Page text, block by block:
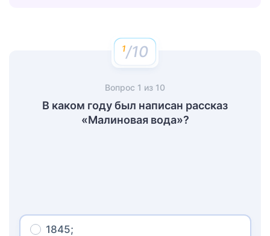
/10
Вопрос 1 из 10
В каком году был написан рассказ
«Малиновая вода»?
1845;